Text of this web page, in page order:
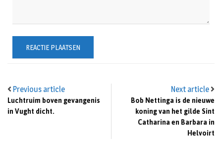
Previous article
Luchtruim boven gevangenis
in Vught dicht.
Next article
Bob Nettinga is de nieuwe
koning van het gilde Sint
Catharina en Barbara in
Helvoirt